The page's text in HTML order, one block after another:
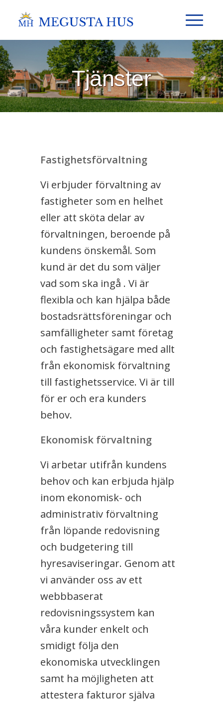
Tjänster
Fastighetsförvaltning
Vi erbjuder förvaltning av
fastigheter som en helhet
eller att sköta delar av
förvaltningen, beroende på
kundens önskemål. Som
kund är det du som väljer
vad som ska ingå . Vi är
flexibla och kan hjälpa både
bostadsrättsföreningar och
samfälligheter samt företag
och fastighetsägare med allt
från ekonomisk förvaltning
till fastighetsservice. Vi är till
för er och era kunders
behov.
Ekonomisk förvaltning
Vi arbetar utifrån kundens
behov och kan erbjuda hjälp
inom ekonomisk- och
administrativ förvaltning
från löpande redovisning
och budgetering till
hyresaviseringar. Genom att
vi använder oss av ett
webbbaserat
redovisningssystem kan
våra kunder enkelt och
smidigt följa den
ekonomiska utvecklingen
samt ha möjligheten att
attestera fakturor själva